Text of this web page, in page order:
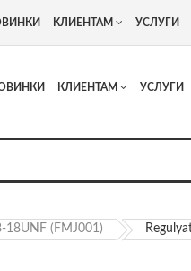
г. Москва, Люберцы,
КЛИЕНТАМ УСЛУГИ
КЛИЕНТАМ УСЛУГИ
18UNF (FMJ001)